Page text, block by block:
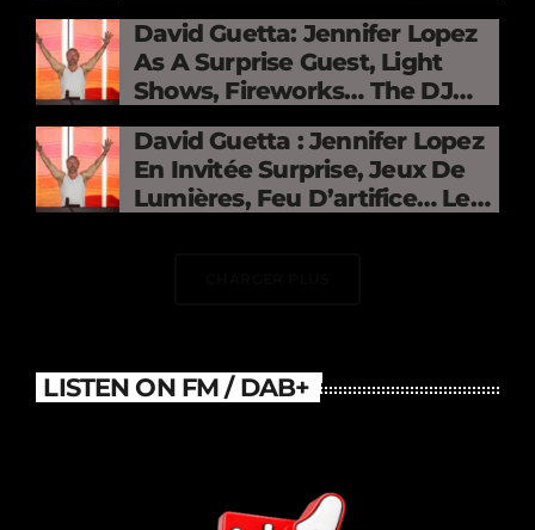
David Guetta: Jennifer Lopez
As A Surprise Guest, Light
Shows, Fireworks… The DJ
Electrifies The Stade De
France
David Guetta : Jennifer Lopez
En Invitée Surprise, Jeux De
Lumières, Feu D’artifice… Le
LISTEN ON FM / DAB+